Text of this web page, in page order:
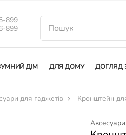
899
899
ДІМ ДЛЯ ДОМУ ДОГЛЯД
для гаджетів Кронштейн